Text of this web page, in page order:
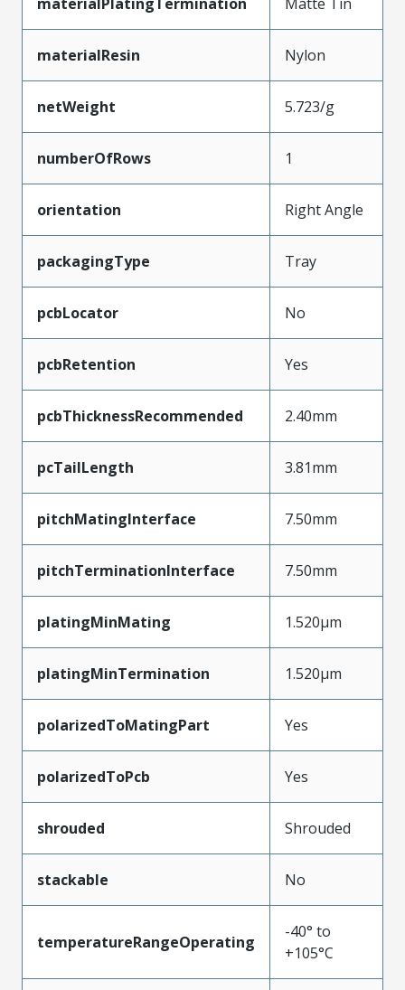
materialResin Nylon
netWeight 5.723/g
numberOfRows 1
orientation Right Angle
packagingType Tray
pcbLocator No
pcbRetention Yes
pcbThicknessRecommended 2.40mm
pcTailLength 3.81mm
pitchMatingInterface 7.50mm
pitchTerminationInterface 7.50mm
platingMinMating 1.520µm
platingMinTermination 1.520µm
polarizedToMatingPart Yes
polarizedToPcb Yes
shrouded Shrouded
stackable No
temperatureRangeOperating
-40° to
+105°C